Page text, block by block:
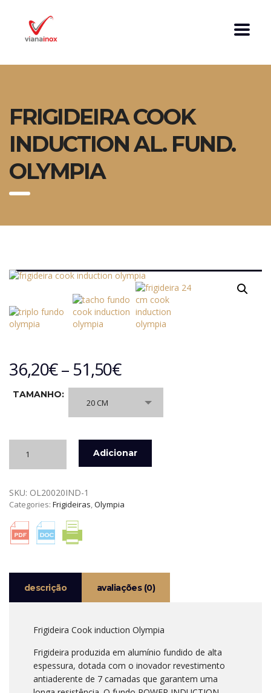
FRIGIDEIRA COOK
INDUCTION AL. FUND.
OLYMPIA
36,20€– 51,50€
TAMANHO:
20 CM
FRIGIDEIRA
INDUCTION
AL.
OLYMPIA
Adicionar
SKU: OL20020IND-1
Categories: Frigideiras,Olympia
descrição avaliações (0)
Frigideira Cook induction Olympia
Frigideira produzida em alumínio fundido de alta
espessura, dotada com o inovador revestimento
antiaderente de 7 camadas que garantem uma